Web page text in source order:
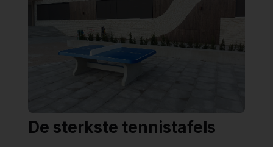
De sterkste tennistafels